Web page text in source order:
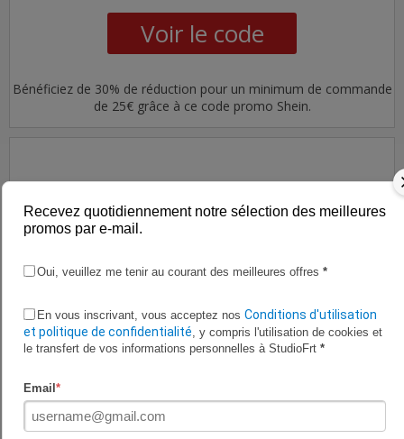
Voir le code
Bénéficiez de 30% de réduction pour un minimum de commande
de 25€ grâce à ce code promo Shein.
LIVRAISON
OFFERTE
Promo
Livraison et retours gratuits en
boutique
Voir l'offre
Recevez quotidiennement notre sélection des meilleures
promos par e-mail.
Oui, veuillez me tenir au courant des meilleures offres *
En vous inscrivant, vous acceptez nos Conditions d'utilisation
et politique de confidentialité, y compris l'utilisation de cookies et
le transfert de vos informations personnelles à StudioFrt *
Email *